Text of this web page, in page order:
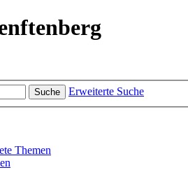
Suche Erweiterte Suche
Themen